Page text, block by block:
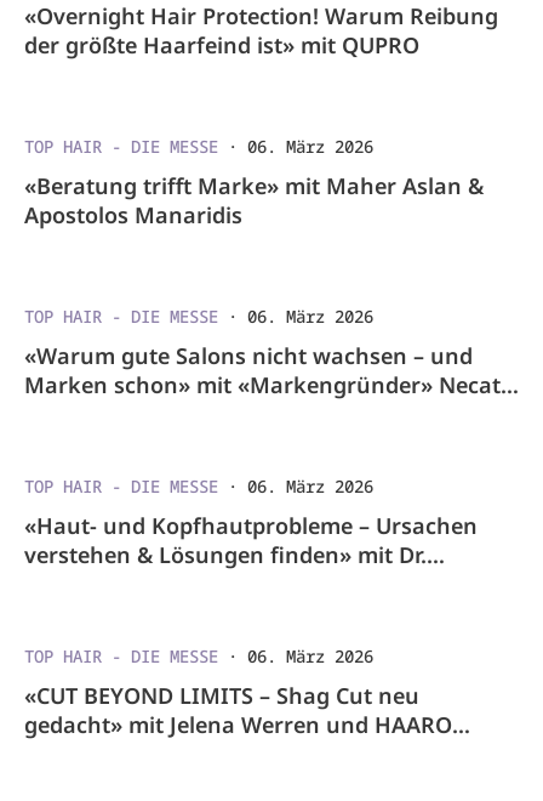
«Overnight Hair Protection! Warum Reibung
der größte Haarfeind ist» mit QUPRO
TOP HAIR - DIE MESSE · 06. März 2026
«Beratung trifft Marke» mit Maher Aslan &
Apostolos Manaridis
TOP HAIR - DIE MESSE · 06. März 2026
«Warum gute Salons nicht wachsen – und
Marken schon» mit «Markengründer» Necati
TOP HAIR - DIE MESSE · 06. März 2026
«Haut- und Kopfhautprobleme – Ursachen
verstehen & Lösungen finden» mit Dr.
TOP HAIR - DIE MESSE · 06. März 2026
«CUT BEYOND LIMITS – Shag Cut neu
gedacht» mit Jelena Werren und HAARO